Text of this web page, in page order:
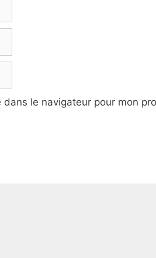
le navigateur pour mon